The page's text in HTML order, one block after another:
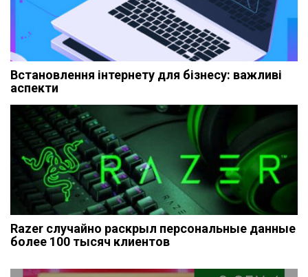
Встановлення інтернету для бізнесу: важливі
аспекти
Razer случайно раскрыл персональные данные
более 100 тысяч клиентов